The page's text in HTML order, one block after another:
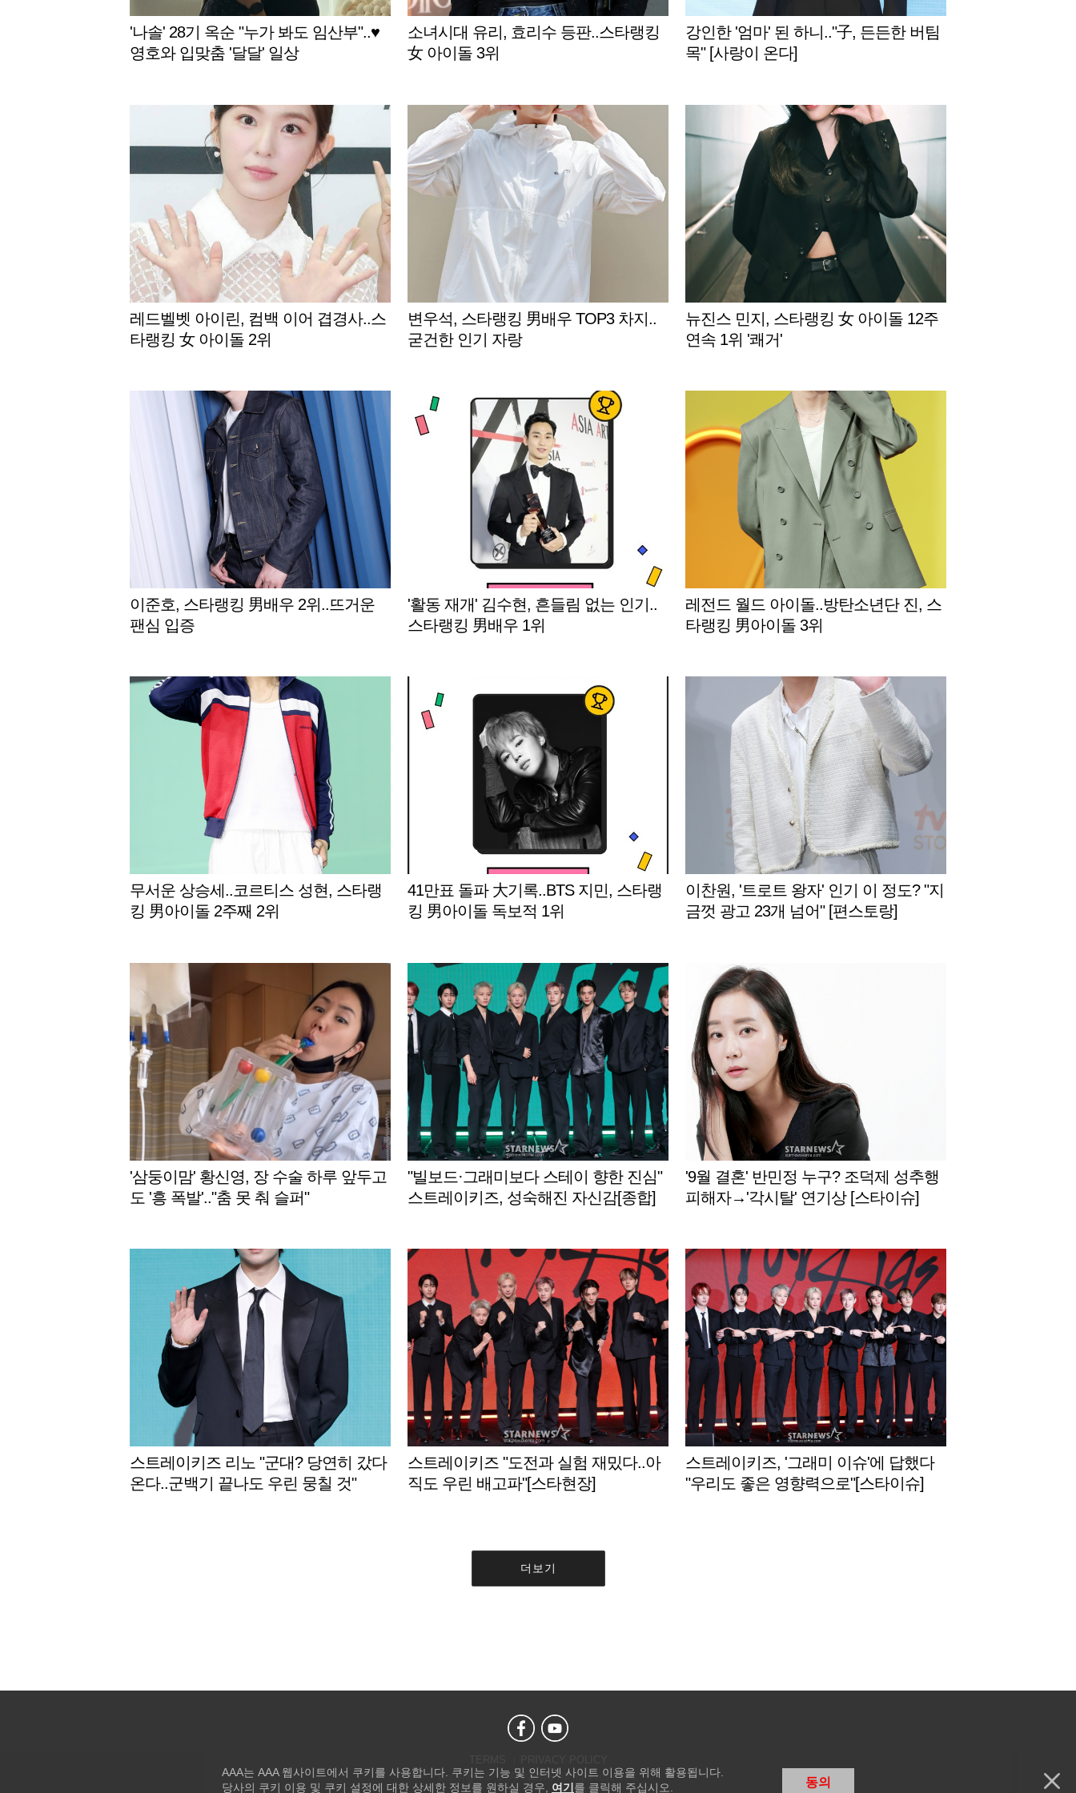
'나솔' 28기 옥순 "누가 봐도 임산부"..♥
영호와 입맞춤 '달달' 일상
소녀시대 유리, 효리수 등판..스타랭킹
女 아이돌 3위
강인한 '엄마' 된 하니.."子, 든든한 버팀
목" [사랑이 온다]
레드벨벳 아이린, 컴백 이어 겹경사..스
타랭킹 女 아이돌 2위
변우석, 스타랭킹 男배우 TOP3 차지..
굳건한 인기 자랑
뉴진스 민지, 스타랭킹 女 아이돌 12주
연속 1위 '쾌거'
이준호, 스타랭킹 男배우 2위..뜨거운
팬심 입증
'활동 재개' 김수현, 흔들림 없는 인기..
스타랭킹 男배우 1위
레전드 월드 아이돌..방탄소년단 진, 스
타랭킹 男아이돌 3위
무서운 상승세..코르티스 성현, 스타랭
킹 男아이돌 2주째 2위
41만표 돌파 大기록..BTS 지민, 스타랭
킹 男아이돌 독보적 1위
이찬원, '트로트 왕자' 인기 이 정도? "지
금껏 광고 23개 넘어" [편스토랑]
'삼둥이맘' 황신영, 장 수술 하루 앞두고
도 '흥 폭발'.."춤 못 춰 슬퍼"
"빌보드·그래미보다 스테이 향한 진심"
스트레이키즈, 성숙해진 자신감[종합]
'9월 결혼' 반민정 누구? 조덕제 성추행
피해자→'각시탈' 연기상 [스타이슈]
스트레이키즈 리노 "군대? 당연히 갔다
온다..군백기 끝나도 우린 뭉칠 것"
스트레이키즈 "도전과 실험 재밌다..아
직도 우린 배고파"[스타현장]
스트레이키즈, '그래미 이슈'에 답했다
"우리도 좋은 영향력으로"[스타이슈]
더보기
Copyright © STARNEWS All right reserved.
AAA는 AAA 웹사이트에서 쿠키를 사용합니다. 쿠키는 기능 및 인터넷 사이트 이용을 위해 활용됩니다.
당사의 쿠키 이용 및 쿠키 설정에 대한 상세한 정보를 원하실 경우, 여기 를 클릭해 주십시오. 동의